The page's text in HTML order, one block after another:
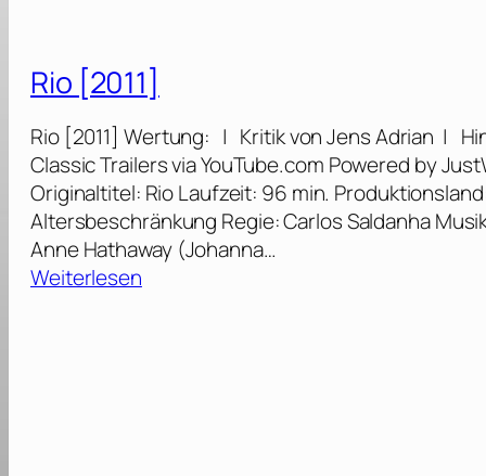
o
2
–
D
s
c
h
u
n
Rio [2011]
Rio [2011] Wertung: | Kritik von Jens Adrian |
Classic Trailers via YouTube.com Powered by
Originaltitel: Rio Laufzeit: 96 min.
Altersbeschränkung Regie: Carlos Saldanha
Anne Hathaway (Johanna…
Weiterlesen: